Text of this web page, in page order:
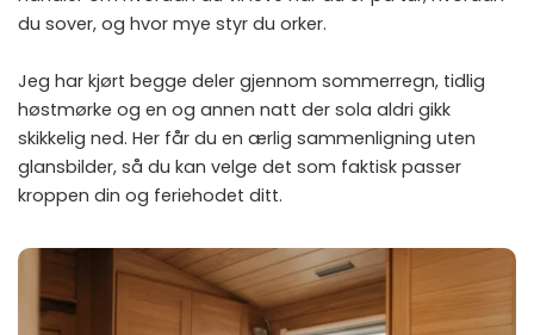
du sover, og hvor mye styr du orker.
Jeg har kjørt begge deler gjennom sommerregn, tidlig
høstmørke og en og annen natt der sola aldri gikk
skikkelig ned. Her får du en ærlig sammenligning uten
glansbilder, så du kan velge det som faktisk passer
kroppen din og feriehodet ditt.